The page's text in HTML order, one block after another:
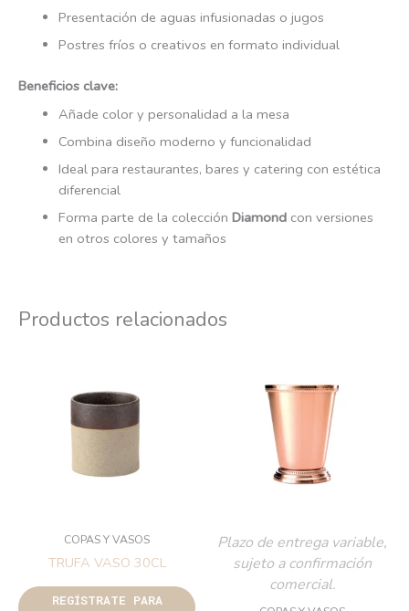
Presentación de aguas infusionadas o jugos
Postres fríos o creativos en formato individual
Beneficios clave:
Añade color y personalidad a la mesa
Combina diseño moderno y funcionalidad
Ideal para restaurantes, bares y catering con estética
diferencial
Forma parte de la colección Diamondcon versiones
en otros colores y tamaños
Productos relacionados
COPAS Y VASOS
TRUFA VASO 30CL
REGÍSTRATE PARA
Plazo de entrega variable,
sujeto a confirmación
comercial.